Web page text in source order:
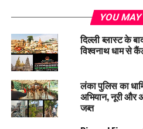
YOU
दिल्ली ब्लास्ट के
विश्वनाथ धाम से
लंका पुलिस का
अभियान, नूरी और
जब्त